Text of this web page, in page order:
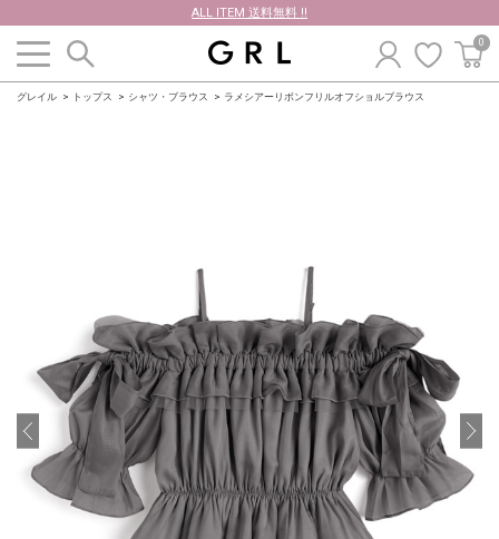
ALL ITEM 送料無料 !!
0
グレイル トップス シャツ・ブラウス ラメシアーリボンフリルオフショルブラウス